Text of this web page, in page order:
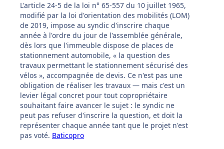
L'article 24-5 de la loi n° 65-557 du 10 juillet 1965,
modifié par la loi d'orientation des mobilités (LOM)
de 2019, impose au syndic d'inscrire chaque
année à l'ordre du jour de l'assemblée générale,
dès lors que l'immeuble dispose de places de
stationnement automobile, « la question des
travaux permettant le stationnement sécurisé des
vélos », accompagnée de devis. Ce n'est pas une
obligation de réaliser les travaux — mais c'est un
levier légal concret pour tout copropriétaire
souhaitant faire avancer le sujet : le syndic ne
peut pas refuser d'inscrire la question, et doit la
représenter chaque année tant que le projet n'est
pas voté. Baticopro